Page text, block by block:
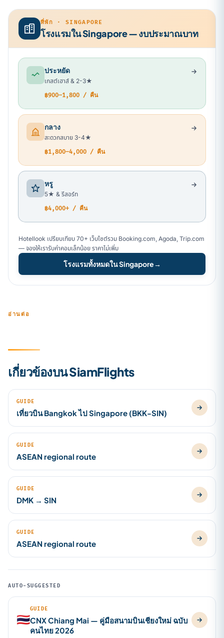
ที่พัก · SINGAPORE
โรงแรมใน Singapore — งบประมาณบาท
ประหยัด
เกสต์เฮาส์ & 2-3★
฿900–1,800 / คืน
กลาง
สะดวกสบาย 3-4★
฿1,800–4,000 / คืน
หรู
5★ & รีสอร์ท
฿4,000+ / คืน
Hotellook เปรียบเทียบ 70+ เว็บไซต์รวม Booking.com, Agoda, Trip.com
— จองให้เรารับค่าคอมเล็กน้อย ราคาไม่เพิ่ม
โรงแรมทั้งหมดใน Singapore→
อ่านต่อ
เกี่ยวข้องบน SiamFlights
GUIDE
เที่ยวบิน Bangkok ไป Singapore (BKK-SIN)
GUIDE
ASEAN regional route
GUIDE
DMK → SIN
GUIDE
ASEAN regional route
AUTO-SUGGESTED
🇹🇭
GUIDE
CNX Chiang Mai — คู่มือสนามบินเชียงใหม่ ฉบับ
คนไทย 2026